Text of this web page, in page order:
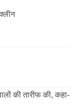
की तारीफ की, कहा-